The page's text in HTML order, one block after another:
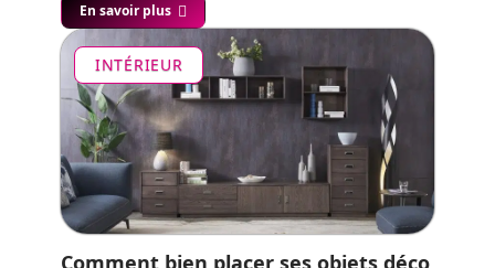
En savoir plus
INTÉRIEUR